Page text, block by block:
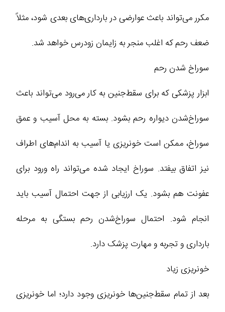
مکرر می‌تواند باعث عوارضی در بارداری‌های بعدی شود، مثلاً
ضعف رحم که اغلب منجر به زایمان زودرس خواهد شد.
سوراخ‌ شدن رحم
ابزار پزشکی که برای سقط‌جنین به کار می‌رود می‌تواند باعث
سوراخ‌شدن دیواره رحم بشود. بسته به محل آسیب و عمق
سوراخ، ممکن است خونریزی یا آسیب به اندام‌های اطراف
نیز اتفاق بیفتد. سوراخ ایجاد شده می‌تواند راه ورود برای
عفونت هم بشود. یک ارزیابی از جهت احتمال آسیب باید
انجام شود. احتمال سوراخ‌شدن رحم بستگی به مرحله
بارداری و تجربه و مهارت پزشک دارد.
خونریزی زیاد
بعد از تمام سقط‌جنین‌ها خونریزی وجود دارد؛ اما خونریزی